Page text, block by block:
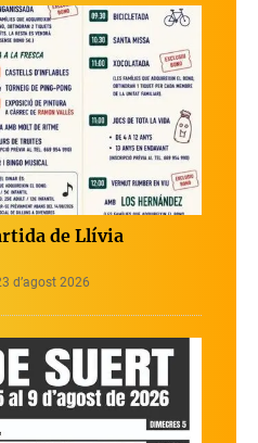
de Llívia
d’agost 2026